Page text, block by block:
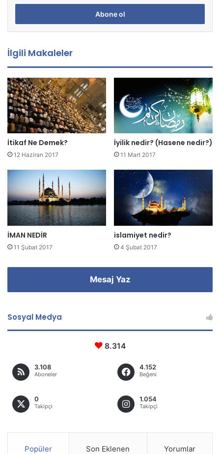
P
s
a
d
r
e
s
i
n
i
z
g
i
i
n
İlgili Makaleler
İtikaf Ne Demek?
12 Haziran 2017
İyilik nedir? (Hasene nedir?)
11 Mart 2017
İMAN NEDİR
11 Şubat 2017
islamiyet nedir?
4 Şubat 2017
Mesaj Yaz
Sosyal Medya
8.314
3.108
Aboneler
4.152
Beğeni
0
Takipçi
1.054
Takipçi
Popüler Son Eklenen Yorumlar